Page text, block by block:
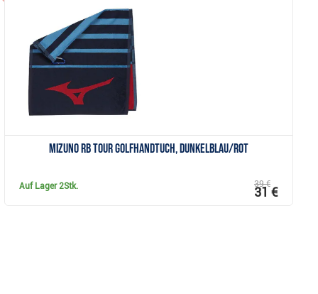
Mizuno RB Tour Golfhandtuch, dunkelblau/rot
Auf Lager2Stk. 39 €
31 €
Anzeigen